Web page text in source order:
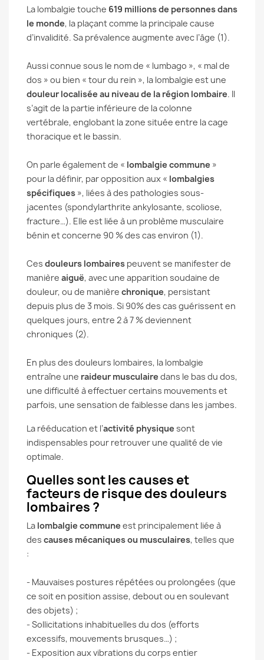
La lombalgie touche 619 millions de personnes dans
le monde, la plaçant comme la principale cause
d’invalidité. Sa prévalence augmente avec l’âge (1).
Aussi connue sous le nom de « lumbago », « mal de
dos » ou bien « tour du rein », la lombalgie est une
douleur localisée au niveau de la région lombaire. Il
s’agit de la partie inférieure de la colonne
vertébrale, englobant la zone située entre la cage
thoracique et le bassin.
On parle également de « lombalgie commune »
pour la définir, par opposition aux « lombalgies
spécifiques », liées à des pathologies sous-
jacentes (spondylarthrite ankylosante, scoliose,
fracture…). Elle est liée à un problème musculaire
bénin et concerne 90 % des cas environ (1).
Ces douleurs lombaires peuvent se manifester de
manière aiguë, avec une apparition soudaine de
douleur, ou de manière chronique, persistant
depuis plus de 3 mois. Si 90% des cas guérissent en
quelques jours, entre 2 à 7 % deviennent
chroniques (2).
En plus des douleurs lombaires, la lombalgie
entraîne une raideur musculaire dans le bas du dos,
une difficulté à effectuer certains mouvements et
parfois, une sensation de faiblesse dans les jambes.
La rééducation et l’activité physique sont
indispensables pour retrouver une qualité de vie
optimale.
Quelles sont les causes et
facteurs de risque des douleurs
lombaires ?
La lombalgie commune est principalement liée à
des causes mécaniques ou musculaires, telles que
:
- Mauvaises postures répétées ou prolongées (que
ce soit en position assise, debout ou en soulevant
des objets) ;
- Sollicitations inhabituelles du dos (efforts
excessifs, mouvements brusques…) ;
- Exposition aux vibrations du corps entier